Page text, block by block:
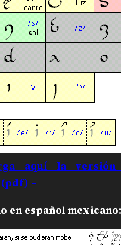
aquí la
–
en español mexicano: